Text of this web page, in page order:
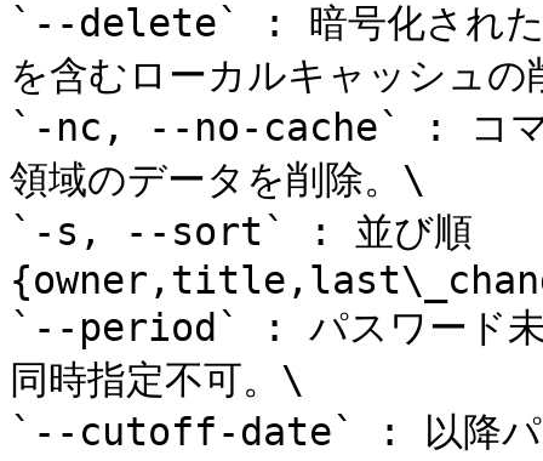
`--delete` : 暗号化された
を含むローカルキャッシュ
`-nc, --no-cache` : コマン
領域のデータを削除。\
`-s, --sort` : 並び順
`--period` : パスワード
同時指定不可。\
`--cutoff-date` : 以降パ